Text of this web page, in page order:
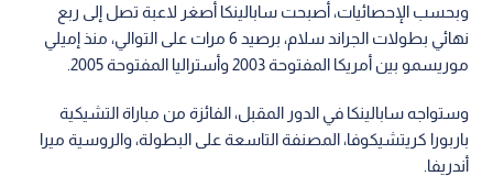
وبحسب الإحصائيات، أصبحت سابالينكا أصغر لاعبة تصل إلى ربع
نهائي بطولات الجراند سلام، برصيد 6 مرات على التوالي، منذ إميلي
موريسمو بين أمريكا المفتوحة 2003 وأستراليا المفتوحة 2005.
وستواجه سابالينكا في الدور المقبل، الفائزة من مباراة التشيكية
باربورا كريتشيكوفا، المصنفة التاسعة على البطولة، والروسية ميرا
أندريفا.